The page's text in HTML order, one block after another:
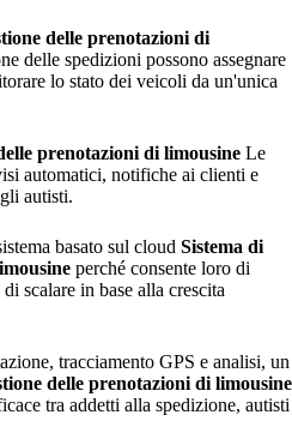
delle prenotazioni di
delle spedizioni possono assegnare
lo stato dei veicoli da un'unica
prenotazioni di limousine Le
automatici, notifiche ai clienti e
autisti.
basato sul cloud Sistema di
perché consente loro di
scalare in base alla crescita
tracciamento GPS e analisi, un
delle prenotazioni di limousine
tra addetti alla spedizione, autisti